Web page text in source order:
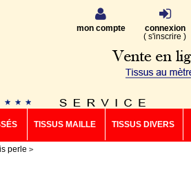
mon compte
connexion
( s'inscrire )
TISSUS MAILLE TISSUS DIVERS
perle